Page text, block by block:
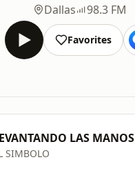
Dallas
98.3 FM
Favorites
LAS MANOS
SIMBOLO